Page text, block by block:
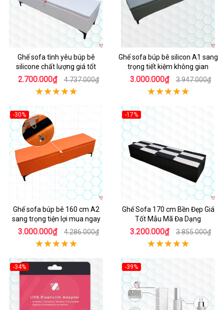
Ghế sofa tình yêu búp bê
silicone chất lượng giá tốt
2.700.000₫ 4.737.000₫
Ghế sofa búp bê silicon A1 sang
trọng tiết kiệm không gian
3.000.000₫ 3.947.000₫
-30%
Ghế sofa búp bê 160 cm A2
sang trọng tiện lợi mua ngay
3.000.000₫ 4.286.000₫
-17%
Ghế Sofa 170 cm Bền Đẹp Giá
Tốt Mẫu Mã Đa Dạng
3.200.000₫ 3.855.000₫
-34%
Hot
-39%